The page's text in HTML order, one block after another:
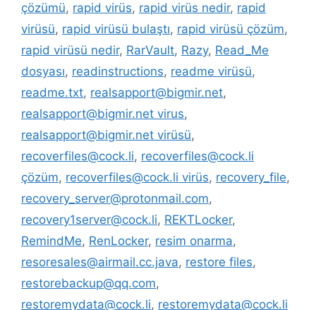
çözümü, rapid virüs, rapid virüs nedir, rapid
virüsü, rapid virüsü bulaştı, rapid virüsü çözüm,
rapid virüsü nedir, RarVault, Razy, Read_Me
dosyası, readinstructions, readme virüsü,
readme.txt, realsapport@bigmir.net,
realsapport@bigmir.net virus,
realsapport@bigmir.net virüsü,
recoverfiles@cock.li, recoverfiles@cock.li
çözüm, recoverfiles@cock.li virüs, recovery_file,
recovery_server@protonmail.com,
recovery1server@cock.li, REKTLocker,
RemindMe, RenLocker, resim onarma,
resoresales@airmail.cc.java, restore files,
restorebackup@qq.com,
restoremydata@cock.li, restoremydata@cock.li